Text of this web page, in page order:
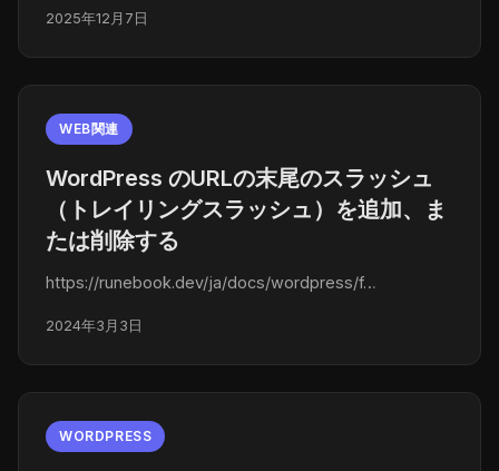
2025年12月7日
WEB関連
WordPress のURLの末尾のスラッシュ
（トレイリングスラッシュ）を追加、ま
たは削除する
https://runebook.dev/ja/docs/wordpress/f…
2024年3月3日
WORDPRESS